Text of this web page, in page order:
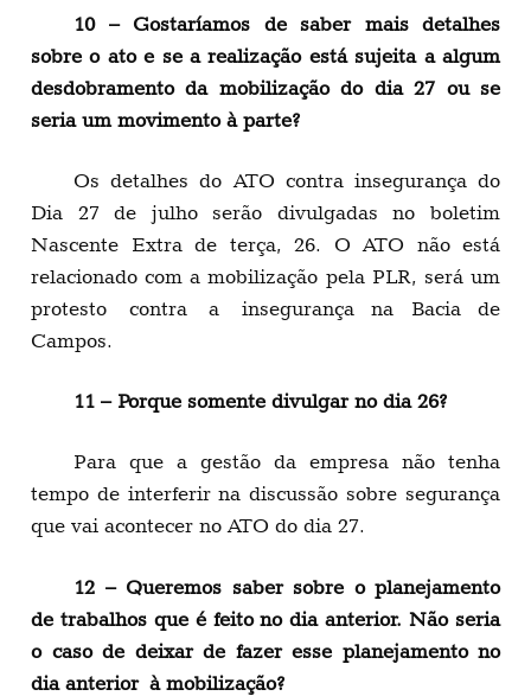
10 – Gostaríamos de saber mais detalhes
sobre o ato e se a realização está sujeita a algum
desdobramento da mobilização do dia 27 ou se
seria um movimento à parte?
Os detalhes do ATO contra insegurança do
Dia 27 de julho serão divulgadas no boletim
Nascente Extra de terça, 26. O ATO não está
relacionado com a mobilização pela PLR, será um
protesto contra a insegurança na Bacia de
Campos.
11 – Porque somente divulgar no dia 26?
Para que a gestão da empresa não tenha
tempo de interferir na discussão sobre segurança
que vai acontecer no ATO do dia 27.
12 – Queremos saber sobre o planejamento
de trabalhos que é feito no dia anterior. Não seria
o caso de deixar de fazer esse planejamento no
dia anterior à mobilização?